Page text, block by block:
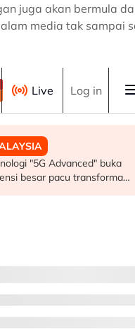
juga akan bermula
media tak sampai